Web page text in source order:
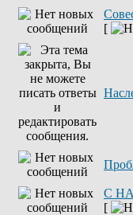
[
С
[